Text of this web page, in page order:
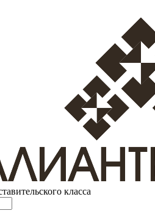
класса